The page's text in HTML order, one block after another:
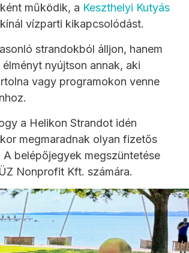
működik, a Keszthelyi Kutyás
vízparti kikapcsolódást.
strandokból álljon, hanem
nyújtson annak, aki
vagy programokon venne
a Helikon Strandot idén
megmaradnak olyan fizetős
belépőjegyek megszüntetése
Nonprofit Kft. számára.